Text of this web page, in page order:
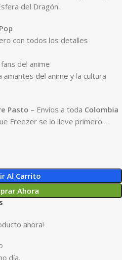
del Dragón.
con todos los detalles
del anime
del anime y la cultura
Pasto – Envíos a toda Colombia
Freezer se lo lleve primero…
Al Carrito
Ahora
ahora!
día.